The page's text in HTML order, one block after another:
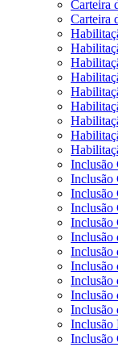
Carteira
Carteira
Inclusão
Inclusão
Inclusão
Inclusão
Inclusão
Inclusão
Inclusão
Inclusão
Inclusão
Inclusão
Inclusão
Inclusão
Inclusão